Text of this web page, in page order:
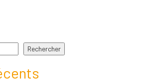
Rechercher